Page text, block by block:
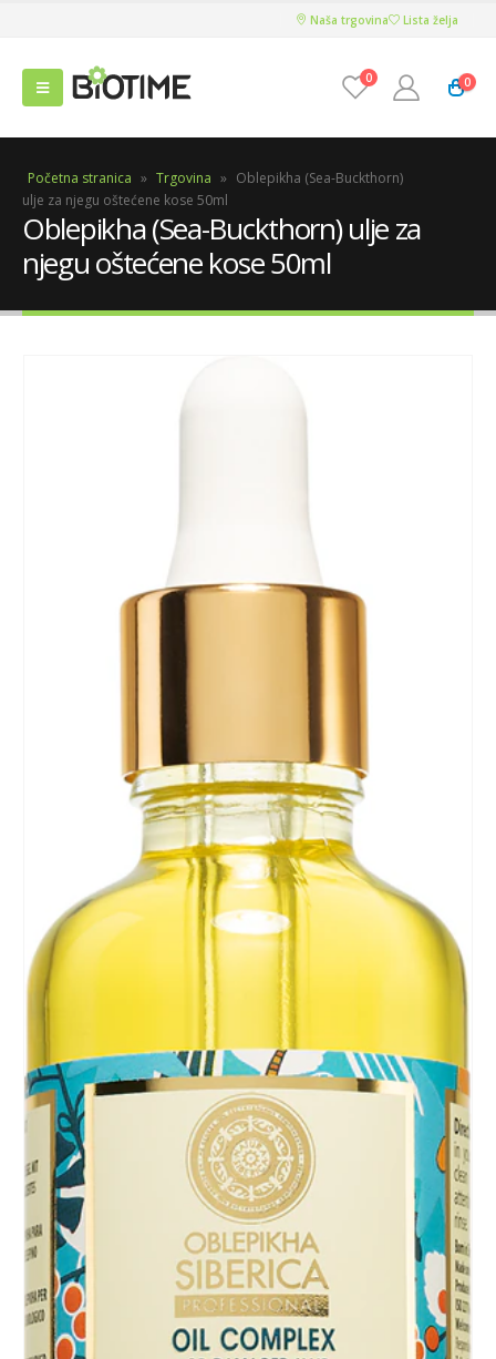
Naša trgovina Lista želja
0 0
Početna stranica » Trgovina » Oblepikha (Sea-Buckthorn)
ulje za njegu oštećene kose 50ml
Oblepikha (Sea-Buckthorn) ulje za
njegu oštećene kose 50ml